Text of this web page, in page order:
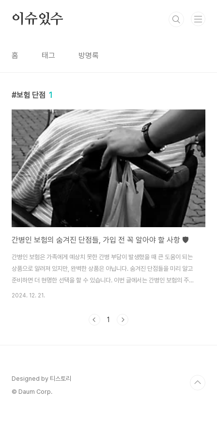
이슈있수
홈 태그 방명록
보험 단점 1
간병인 보험의 숨겨진 단점들, 가입 전 꼭 알아야 할 사항 🛡️
간병인 보험은 가족에게 예상치 못한 간병 부담이 발생했을 때 큰 도움이 되는
상품으로 알려져 있지만, 완벽한 상품은 아닙니다. 숨겨진 단점들을 미리 알고
준비하면 더 현명한 선택을 할 수 있습니다. 이번 글에서는 간병인 보험의 주요
단점과 이를 보완할 방법들을 자세히 살펴보겠습니다. 💡1. 높은 보험료, 과연
만성 질환 병력이 있거나 고령자의 경우 보험료가 급격히 상승하는 경향이 있
2024. 12. 21.
1
Designed by 티스토리
© Daum Corp.